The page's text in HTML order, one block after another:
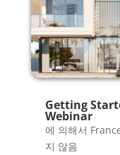
Getting
Webinar
에 의해서
지 않음